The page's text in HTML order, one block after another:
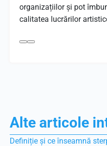
organizațiilor și pot
calitatea lucrărilor
Alte articole
Definiție și ce înseamnă